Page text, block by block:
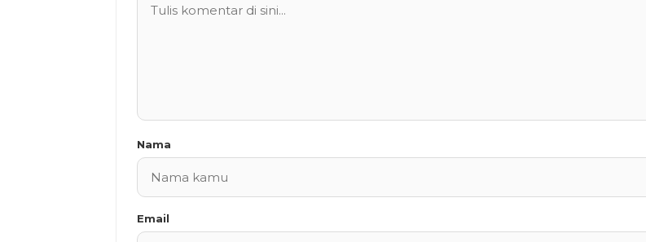
Nama
Email